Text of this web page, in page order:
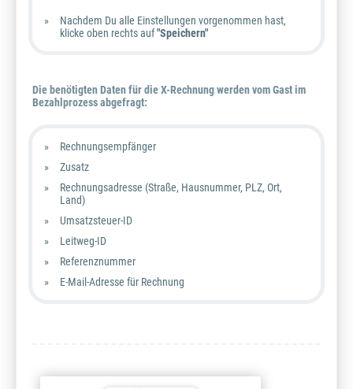
Nachdem Du alle Einstellungen vorgenommen hast,
klicke oben rechts auf"Speichern"
Die benötigten Daten für die X-Rechnung werden vom Gast im
Bezahlprozess abgefragt:
Rechnungsempfänger
Zusatz
Rechnungsadresse (Straße, Hausnummer, PLZ, Ort,
Land)
Umsatzsteuer-ID
Leitweg-ID
Referenznummer
E-Mail-Adresse für Rechnung